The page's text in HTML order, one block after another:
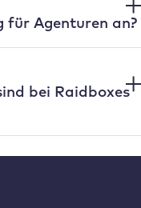
für Agenturen an?
bei Raidboxes